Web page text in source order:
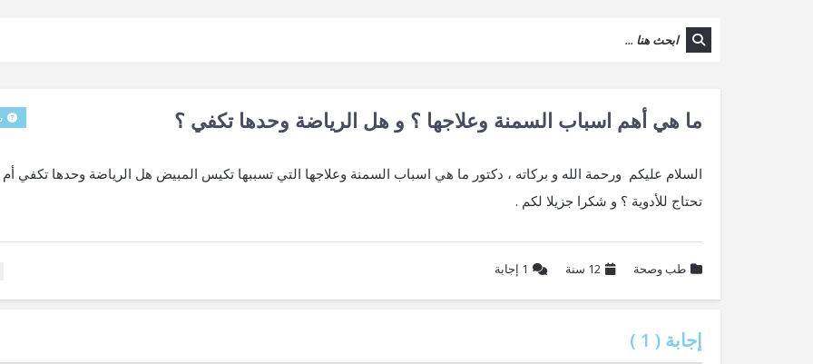
ما هي أهم اسباب السمنة وعلاجها ؟ و هل الرياضة وحدها تكفي ؟
السلام عليكم ورحمة الله و بركاته ، دكتور ما هي اسباب السمنة وعلاجها التي تسببها تكيس المبيض هل الرياضة وحدها تكفي أم
تحتاج للأدوية ؟ و شكرا جزيلا لكم .
طب وصحة 12 سنة 1 إجابة
إجابة ( 1
)